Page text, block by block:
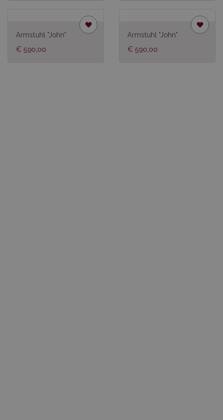
Armstuhl "John"
€ 590,00
Armstuhl "John"
€ 590,00